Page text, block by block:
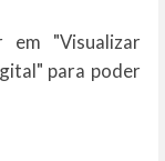
"Visualizar
para poder